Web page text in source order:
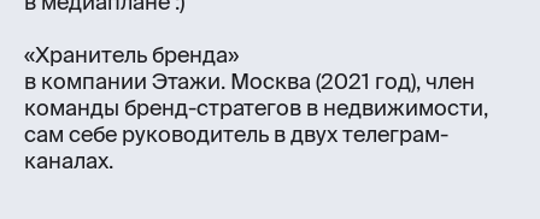
«Хранитель бренда»
в компании Этажи. Москва (2021 год), член
команды бренд-стратегов в недвижимости,
сам себе руководитель в двух телеграм-
каналах.